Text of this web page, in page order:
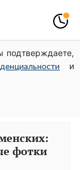
подтверждаете,
и
от
в
все:
следующим
фотки